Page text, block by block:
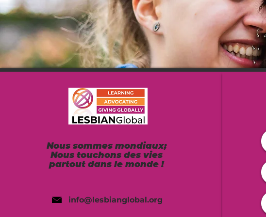
Nous sommes mondiaux;
Nous touchons des vies
partout dans le monde !
info@lesbianglobal.org